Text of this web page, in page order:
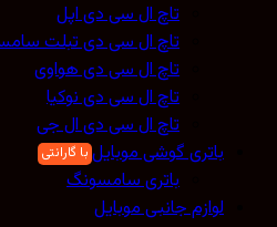
تاچ ال سی دی اپل
تاچ ال سی دی تبلت سامسونگ
تاچ ال سی دی هواوی
تاچ ال سی دی نوکیا
تاچ ال سی دی ال جی
باتری گوشی موبایل
باتری سامسونگ
لوازم جانبی موبایل